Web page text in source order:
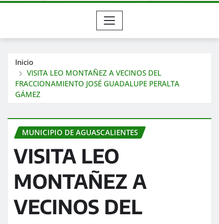
Inicio
VISITA LEO MONTAÑEZ A VECINOS DEL
FRACCIONAMIENTO JOSÉ GUADALUPE PERALTA
GÁMEZ
MUNICIPIO DE AGUASCALIENTES
VISITA LEO
MONTAÑEZ A
VECINOS DEL